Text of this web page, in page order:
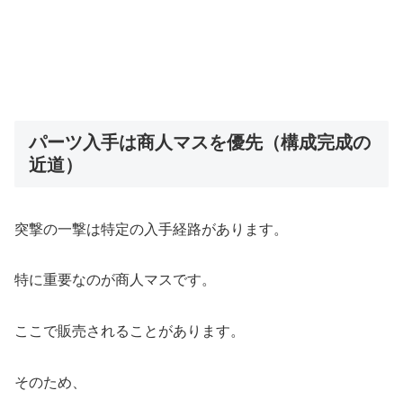
パーツ入手は商人マスを優先（構成完成の
近道）
突撃の一撃は特定の入手経路があります。
特に重要なのが商人マスです。
ここで販売されることがあります。
そのため、